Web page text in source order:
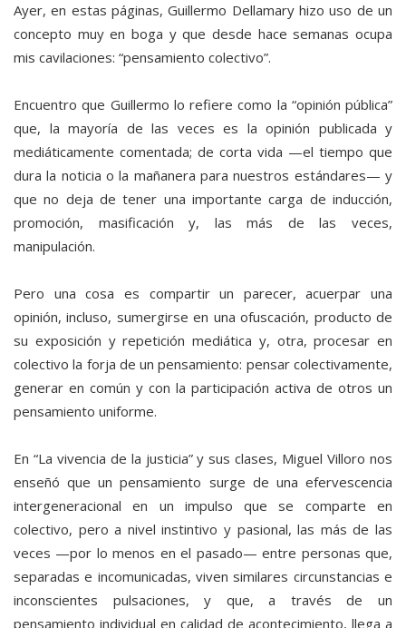
Ayer, en estas páginas, Guillermo Dellamary hizo uso de un
concepto muy en boga y que desde hace semanas ocupa
mis cavilaciones: “pensamiento colectivo”.
Encuentro que Guillermo lo refiere como la “opinión pública”
que, la mayoría de las veces es la opinión publicada y
mediáticamente comentada; de corta vida —el tiempo que
dura la noticia o la mañanera para nuestros estándares— y
que no deja de tener una importante carga de inducción,
promoción, masificación y, las más de las veces,
manipulación.
Pero una cosa es compartir un parecer, acuerpar una
opinión, incluso, sumergirse en una ofuscación, producto de
su exposición y repetición mediática y, otra, procesar en
colectivo la forja de un pensamiento: pensar colectivamente,
generar en común y con la participación activa de otros un
pensamiento uniforme.
En “La vivencia de la justicia” y sus clases, Miguel Villoro nos
enseñó que un pensamiento surge de una efervescencia
intergeneracional en un impulso que se comparte en
colectivo, pero a nivel instintivo y pasional, las más de las
veces —por lo menos en el pasado— entre personas que,
separadas e incomunicadas, viven similares circunstancias e
inconscientes pulsaciones, y que, a través de un
pensamiento individual en calidad de acontecimiento, llega a